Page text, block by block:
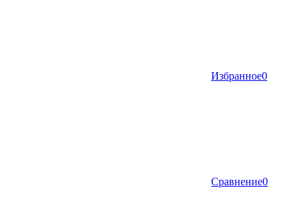
Избранное0
Сравнение0